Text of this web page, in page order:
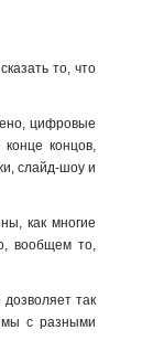
то, что
цифровые
концов,
слайд-шоу и
как многие
вообщем то,
так
с разными